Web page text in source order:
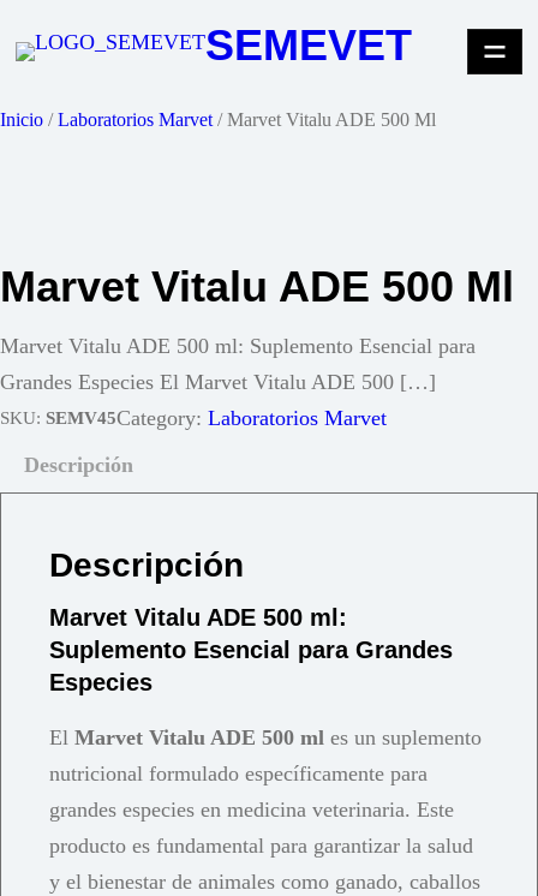
SEMEVET
Inicio /Laboratorios Marvet / Marvet Vitalu ADE 500 Ml
Marvet Vitalu ADE 500 Ml
Marvet Vitalu ADE 500 ml: Suplemento Esencial para
Grandes Especies El Marvet Vitalu ADE 500 […]
SKU: SEMV45Category: Laboratorios Marvet
Descripción
Descripción
Marvet Vitalu ADE 500 ml:
Suplemento Esencial para Grandes
Especies
El Marvet Vitalu ADE 500 ml es un suplemento
nutricional formulado específicamente para
grandes especies en medicina veterinaria. Este
producto es fundamental para garantizar la salud
y el bienestar de animales como ganado, caballos